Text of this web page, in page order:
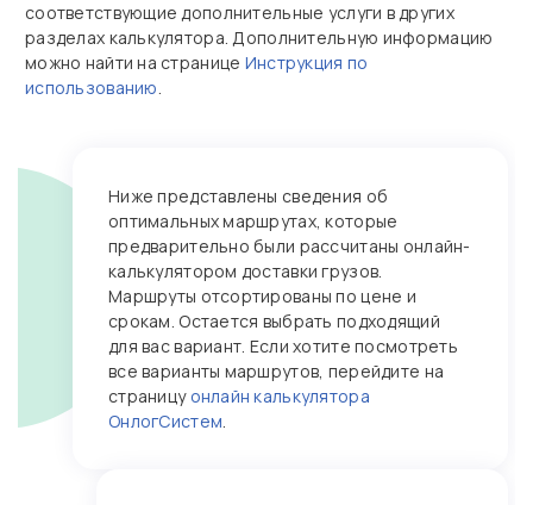
соответствующие дополнительные услуги в других
разделах калькулятора. Дополнительную информацию
можно найти на странице Инструкция по
использованию.
Ниже представлены сведения об
оптимальных маршрутах, которые
предварительно были рассчитаны онлайн-
калькулятором доставки грузов.
Маршруты отсортированы по цене и
срокам. Остается выбрать подходящий
для вас вариант. Если хотите посмотреть
все варианты маршрутов, перейдите на
страницу онлайн калькулятора
ОнлогСистем.